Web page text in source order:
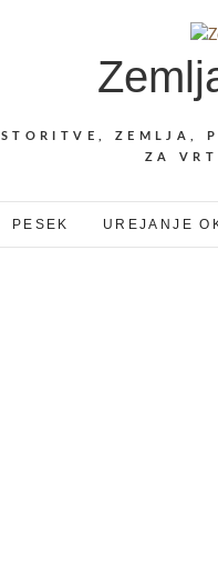
STORITVE, ZEMLJA,
ZA
PESEK UREJANJE